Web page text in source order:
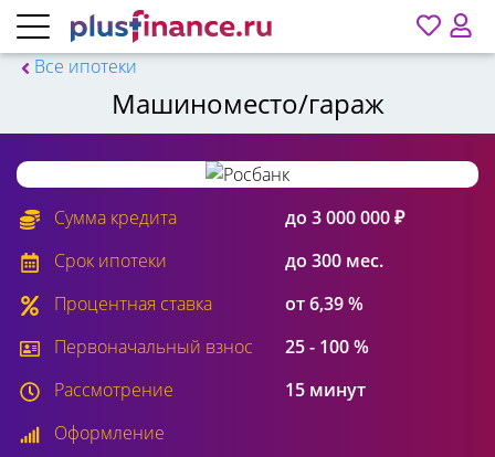
Все ипотеки
Машиноместо/гараж
Сумма кредита
до 3 000 000 ₽
Срок ипотеки
до 300 мес.
Процентная ставка
от 6,39 %
Первоначальный взнос
25 - 100 %
Рассмотрение
15 минут
Оформление